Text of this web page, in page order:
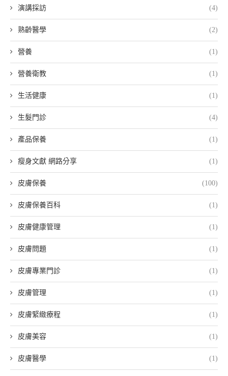
演講採訪 (4)
熟齡醫學 (2)
營養 (1)
營養衛教 (1)
生活健康 (1)
生髮門診 (4)
產品保養 (1)
瘦身文獻 網路分享 (1)
皮膚保養 (100)
皮膚保養百科 (1)
皮膚健康管理 (1)
皮膚問題 (1)
皮膚專業門診 (1)
皮膚管理 (1)
皮膚緊緻療程 (1)
皮膚美容 (1)
皮膚醫學 (1)